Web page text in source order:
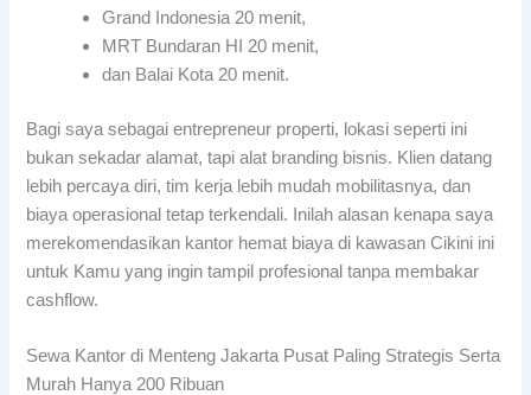
Grand Indonesia 20 menit,
MRT Bundaran HI 20 menit,
dan Balai Kota 20 menit.
Bagi saya sebagai entrepreneur properti, lokasi seperti ini
bukan sekadar alamat, tapi alat branding bisnis. Klien datang
lebih percaya diri, tim kerja lebih mudah mobilitasnya, dan
biaya operasional tetap terkendali. Inilah alasan kenapa saya
merekomendasikan kantor hemat biaya di kawasan Cikini ini
untuk Kamu yang ingin tampil profesional tanpa membakar
cashflow.
Sewa Kantor di Menteng Jakarta Pusat Paling Strategis Serta
Murah Hanya 200 Ribuan